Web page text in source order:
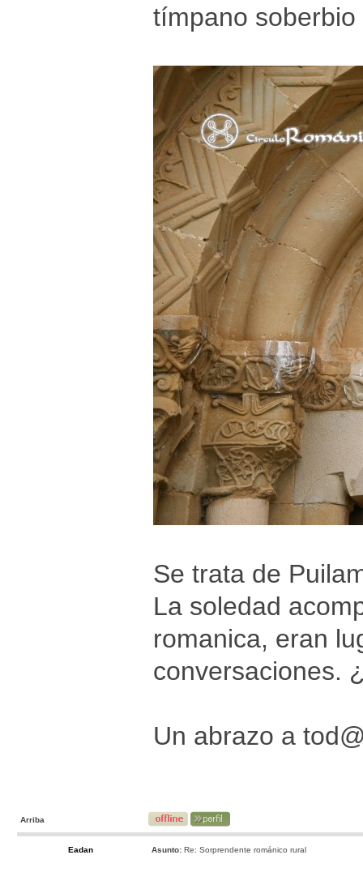
tímpano
Se trata de
La soledad
romanica, eran
conversaciones.
Un abrazo a
Arriba
Eadan Asunto: Re: Sorprendente románico rural